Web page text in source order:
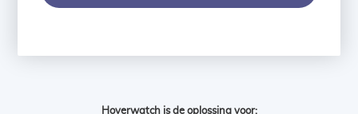
Hoverwatch is de oplossing voor: